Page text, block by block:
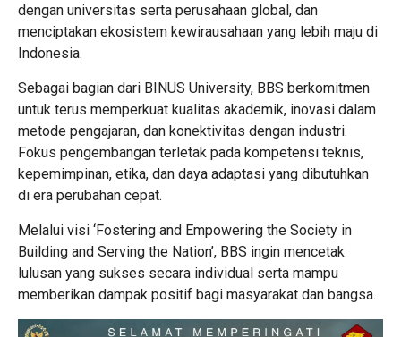
dengan universitas serta perusahaan global, dan
menciptakan ekosistem kewirausahaan yang lebih maju di
Indonesia.
Sebagai bagian dari BINUS University, BBS berkomitmen
untuk terus memperkuat kualitas akademik, inovasi dalam
metode pengajaran, dan konektivitas dengan industri.
Fokus pengembangan terletak pada kompetensi teknis,
kepemimpinan, etika, dan daya adaptasi yang dibutuhkan
di era perubahan cepat.
Melalui visi ‘Fostering and Empowering the Society in
Building and Serving the Nation’, BBS ingin mencetak
lulusan yang sukses secara individual serta mampu
memberikan dampak positif bagi masyarakat dan bangsa.